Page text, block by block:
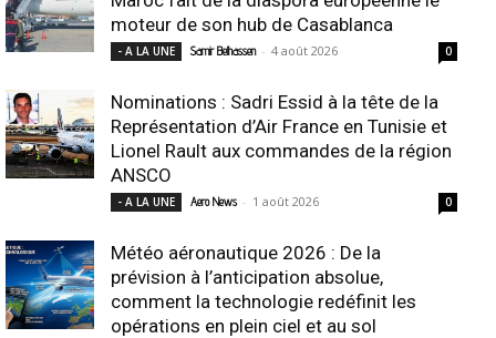
moteur de son hub de Casablanca
- A LA UNE Samir Belhassen - 4 août 2026 0
Nominations : Sadri Essid à la tête de la
Représentation d’Air France en Tunisie et
Lionel Rault aux commandes de la région
ANSCO
- A LA UNE Aero News - 1 août 2026 0
Météo aéronautique 2026 : De la
prévision à l’anticipation absolue,
comment la technologie redéfinit les
opérations en plein ciel et au sol